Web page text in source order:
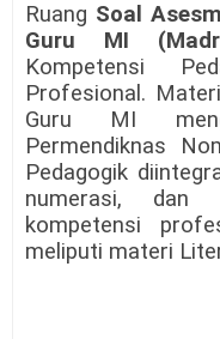
Ruang Soal
Guru MI
Kompetensi
Profesional.
Guru MI
Permendiknas
Pedagogik
numerasi, dan
kompetensi
meliputi materi